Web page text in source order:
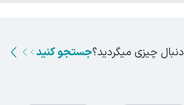
دنبال چیزی میگردید؟جستجو کنید